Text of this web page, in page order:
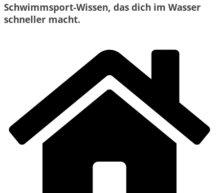
Schwimmsport-Wissen, das dich im Wasser
schneller macht.